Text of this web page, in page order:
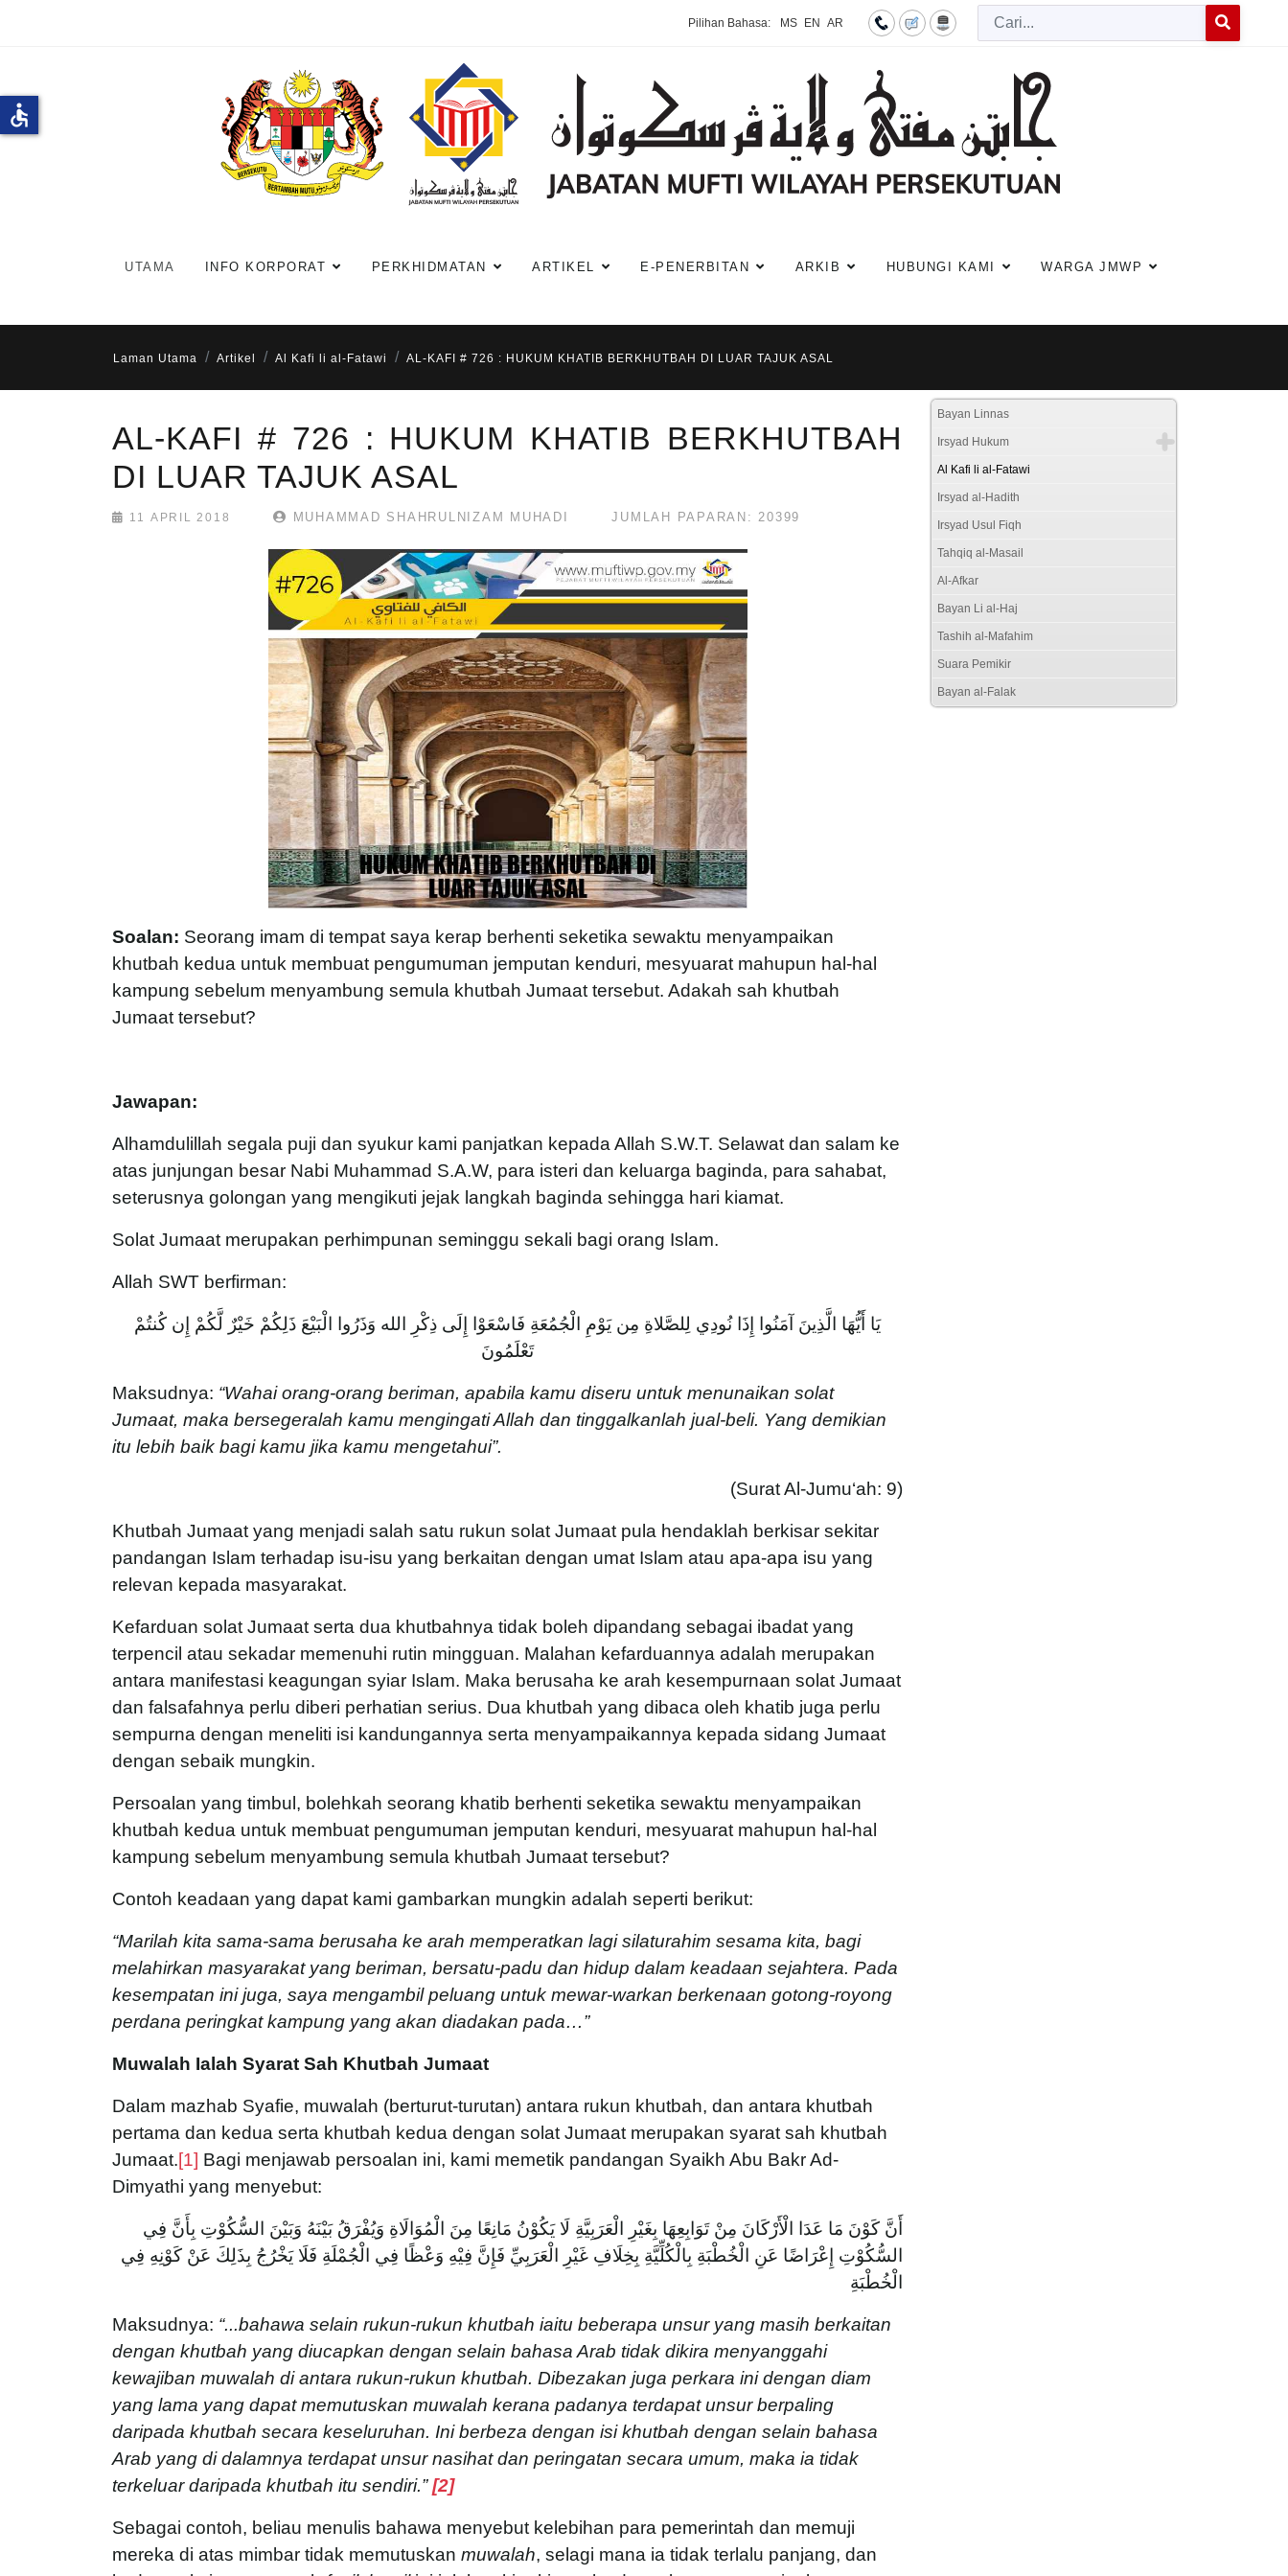
Pilihan Bahasa: MS EN AR
Cari
UTAMA INFO KORPORAT PERKHIDMATAN ARTIKEL E-PENERBITAN ARKIB HUBUNGI KAMI WARGA JMWP
Laman Utama Artikel Al Kafi li al-Fatawi AL-KAFI # 726 : HUKUM KHATIB BERKHUTBAH DI LUAR TAJUK ASAL
AL-KAFI # 726 : HUKUM KHATIB BERKHUTBAH
DI LUAR TAJUK ASAL
11 APRIL 2018 MUHAMMAD SHAHRULNIZAM MUHADI JUMLAH PAPARAN: 20399
Soalan: Seorang imam di tempat saya kerap berhenti seketika sewaktu menyampaikan
khutbah kedua untuk membuat pengumuman jemputan kenduri, mesyuarat mahupun hal-hal
kampung sebelum menyambung semula khutbah Jumaat tersebut. Adakah sah khutbah
Jumaat tersebut?
Jawapan:
Alhamdulillah segala puji dan syukur kami panjatkan kepada Allah S.W.T. Selawat dan salam ke
atas junjungan besar Nabi Muhammad S.A.W, para isteri dan keluarga baginda, para sahabat,
seterusnya golongan yang mengikuti jejak langkah baginda sehingga hari kiamat.
Solat Jumaat merupakan perhimpunan seminggu sekali bagi orang Islam.
Allah SWT berfirman:
يَا أَيُّهَا الَّذِينَ آمَنُوا إِذَا نُودِي لِلصَّلاةِ مِن يَوْمِ الْجُمُعَةِ فَاسْعَوْا إِلَى ذِكْرِ الله وَذَرُوا الْبَيْعَ ذَلِكُمْ خَيْرٌ لَّكُمْ إِن كُنتُمْ
تَعْلَمُونَ
Maksudnya: “Wahai orang-orang beriman, apabila kamu diseru untuk menunaikan solat
Jumaat, maka bersegeralah kamu mengingati Allah dan tinggalkanlah jual-beli. Yang demikian
itu lebih baik bagi kamu jika kamu mengetahui”.
(Surat Al-Jumu‘ah: 9)
Khutbah Jumaat yang menjadi salah satu rukun solat Jumaat pula hendaklah berkisar sekitar
pandangan Islam terhadap isu-isu yang berkaitan dengan umat Islam atau apa-apa isu yang
relevan kepada masyarakat.
Kefarduan solat Jumaat serta dua khutbahnya tidak boleh dipandang sebagai ibadat yang
terpencil atau sekadar memenuhi rutin mingguan. Malahan kefarduannya adalah merupakan
antara manifestasi keagungan syiar Islam. Maka berusaha ke arah kesempurnaan solat Jumaat
dan falsafahnya perlu diberi perhatian serius. Dua khutbah yang dibaca oleh khatib juga perlu
sempurna dengan meneliti isi kandungannya serta menyampaikannya kepada sidang Jumaat
dengan sebaik mungkin.
Persoalan yang timbul, bolehkah seorang khatib berhenti seketika sewaktu menyampaikan
khutbah kedua untuk membuat pengumuman jemputan kenduri, mesyuarat mahupun hal-hal
kampung sebelum menyambung semula khutbah Jumaat tersebut?
Contoh keadaan yang dapat kami gambarkan mungkin adalah seperti berikut:
“Marilah kita sama-sama berusaha ke arah memperatkan lagi silaturahim sesama kita, bagi
melahirkan masyarakat yang beriman, bersatu-padu dan hidup dalam keadaan sejahtera. Pada
kesempatan ini juga, saya mengambil peluang untuk mewar-warkan berkenaan gotong-royong
perdana peringkat kampung yang akan diadakan pada…”
Muwalah Ialah Syarat Sah Khutbah Jumaat
Dalam mazhab Syafie, muwalah (berturut-turutan) antara rukun khutbah, dan antara khutbah
pertama dan kedua serta khutbah kedua dengan solat Jumaat merupakan syarat sah khutbah
Jumaat.[1] Bagi menjawab persoalan ini, kami memetik pandangan Syaikh Abu Bakr Ad-
Dimyathi yang menyebut:
أَنَّ كَوْنَ مَا عَدَا الْأَرْكَانَ مِنْ تَوَابِعِهَا بِغَيْرِ الْعَرَبِيَّةِ لَا يَكُوْنُ مَانِعًا مِنَ الْمُوَالَاةِ وَيُفْرَقُ بَيْنَهُ وَبَيْنَ السُّكُوْتِ بِأَنَّ فِي
السُّكُوْتِ إِعْرَاضًا عَنِ الْخُطْبَةِ بِالْكُلِّيَّةِ بِخِلَافِ غَيْرِ الْعَرَبِيِّ فَإِنَّ فِيْهِ وَعْظًا فِي الْجُمْلَةِ فَلَا يَخْرُجُ بِذَلِكَ عَنْ كَوْنِهِ فِي
الْخُطْبَةِ
Maksudnya: “...bahawa selain rukun-rukun khutbah iaitu beberapa unsur yang masih berkaitan
dengan khutbah yang diucapkan dengan selain bahasa Arab tidak dikira menyanggahi
kewajiban muwalah di antara rukun-rukun khutbah. Dibezakan juga perkara ini dengan diam
yang lama yang dapat memutuskan muwalah kerana padanya terdapat unsur berpaling
daripada khutbah secara keseluruhan. Ini berbeza dengan isi khutbah dengan selain bahasa
Arab yang di dalamnya terdapat unsur nasihat dan peringatan secara umum, maka ia tidak
terkeluar daripada khutbah itu sendiri.”[2]
Sebagai contoh, beliau menulis bahawa menyebut kelebihan para pemerintah dan memuji
mereka di atas mimbar tidak memutuskan muwalah, selagi mana ia tidak terlalu panjang, dan
Bayan Linnas
Irsyad Hukum
Al Kafi li al-Fatawi
Irsyad al-Hadith
Irsyad Usul Fiqh
Tahqiq al-Masail
Al-Afkar
Bayan Li al-Haj
Tashih al-Mafahim
Suara Pemikir
Bayan al-Falak
accessible